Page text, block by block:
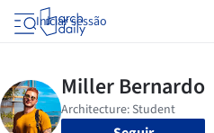
Iniciar sessão